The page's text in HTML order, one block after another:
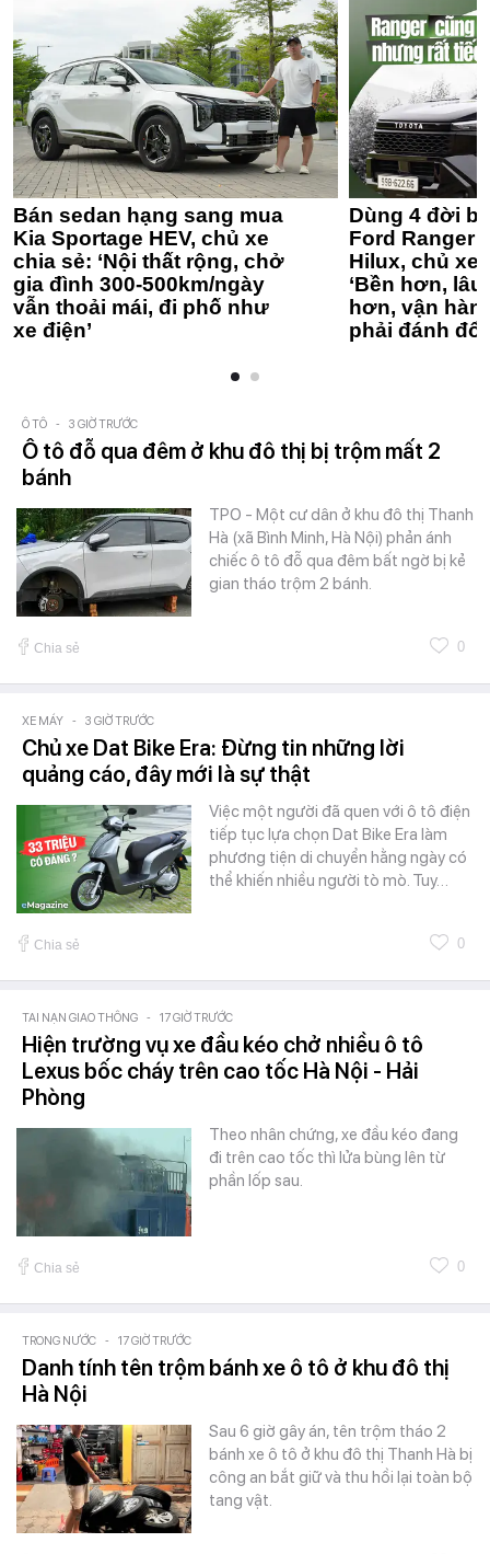
Bán sedan hạng sang mua
Kia Sportage HEV, chủ xe
chia sẻ: ‘Nội thất rộng, chở
gia đình 300-500km/ngày
vẫn thoải mái, đi phố như
xe điện’
Dùng 4 đời
Ford Ranger
Hilux, chủ xe
‘Bền hơn,
hơn, vận
phải đánh
Ô TÔ - 3 GIỜ TRƯỚC
Ô tô đỗ qua đêm ở khu đô thị bị trộm mất 2
bánh
TPO - Một cư dân ở khu đô thị Thanh
Hà (xã Bình Minh, Hà Nội) phản ánh
chiếc ô tô đỗ qua đêm bất ngờ bị kẻ
gian tháo trộm 2 bánh.
Chia sẻ 0
XE MÁY - 3 GIỜ TRƯỚC
Chủ xe Dat Bike Era: Đừng tin những lời
quảng cáo, đây mới là sự thật
Việc một người đã quen với ô tô điện
tiếp tục lựa chọn Dat Bike Era làm
phương tiện di chuyển hằng ngày có
thể khiến nhiều người tò mò. Tuy…
Chia sẻ 0
TAI NẠN GIAO THÔNG - 17 GIỜ TRƯỚC
Hiện trường vụ xe đầu kéo chở nhiều ô tô
Lexus bốc cháy trên cao tốc Hà Nội - Hải
Phòng
Theo nhân chứng, xe đầu kéo đang
đi trên cao tốc thì lửa bùng lên từ
phần lốp sau.
Chia sẻ 0
TRONG NƯỚC - 17 GIỜ TRƯỚC
Danh tính tên trộm bánh xe ô tô ở khu đô thị
Hà Nội
Sau 6 giờ gây án, tên trộm tháo 2
bánh xe ô tô ở khu đô thị Thanh Hà bị
công an bắt giữ và thu hồi lại toàn bộ
tang vật.